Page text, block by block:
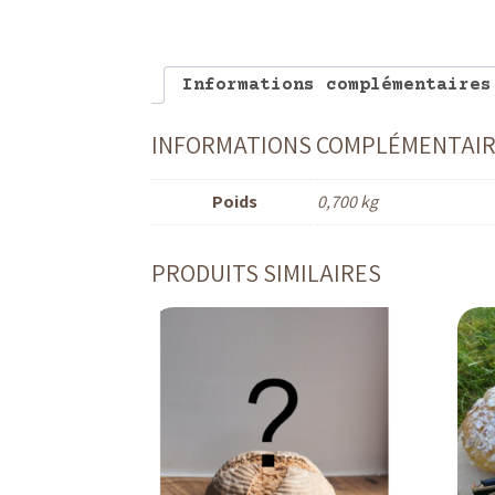
Informations complémentaires
INFORMATIONS
Poids 0,700 kg
PRODUITS SIMILAIRES